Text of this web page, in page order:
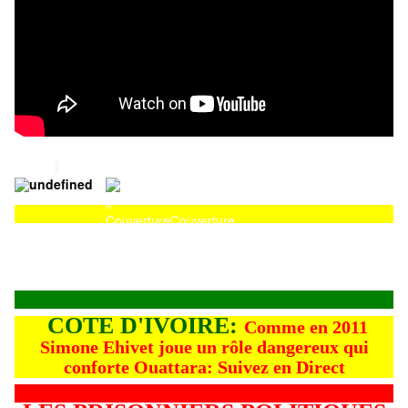
CouvertureCouverture
COTE D'IVOIRE: Comme en 2011
Simone Ehivet joue un rôle dangereux qui
conforte Ouattara: Suivez en Direct